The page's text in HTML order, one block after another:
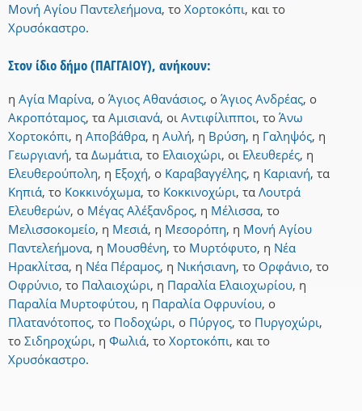
Μονή Αγίου Παντελεήμονα, το Χορτοκόπι, και το
Χρυσόκαστρο.
Στον ίδιο δήμο (ΠΑΓΓΑΙΟΥ), ανήκουν:
η Αγία Μαρίνα, ο Άγιος Αθανάσιος, ο Άγιος Ανδρέας, ο
Ακροπόταμος, τα Αμισιανά, οι Αντιφίλιπποι, το Άνω
Χορτοκόπι, η Αποβάθρα, η Αυλή, η Βρύση, η Γαληψός, η
Γεωργιανή, τα Δωμάτια, το Ελαιοχώρι, οι Ελευθερές, η
Ελευθερούπολη, η Εξοχή, ο Καραβαγγέλης, η Καριανή, τα
Κηπιά, το Κοκκινόχωμα, το Κοκκινοχώρι, τα Λουτρά
Ελευθερών, ο Μέγας Αλέξανδρος, η Μέλισσα, το
Μελισσοκομείο, η Μεσιά, η Μεσορόπη, η Μονή Αγίου
Παντελεήμονα, η Μουσθένη, το Μυρτόφυτο, η Νέα
Ηρακλίτσα, η Νέα Πέραμος, η Νικήσιανη, το Ορφάνιο, το
Οφρύνιο, το Παλαιοχώρι, η Παραλία Ελαιοχωρίου, η
Παραλία Μυρτοφύτου, η Παραλία Οφρυνίου, ο
Πλατανότοπος, το Ποδοχώρι, ο Πύργος, το Πυργοχώρι,
το Σιδηροχώρι, η Φωλιά, το Χορτοκόπι, και το
Χρυσόκαστρο.